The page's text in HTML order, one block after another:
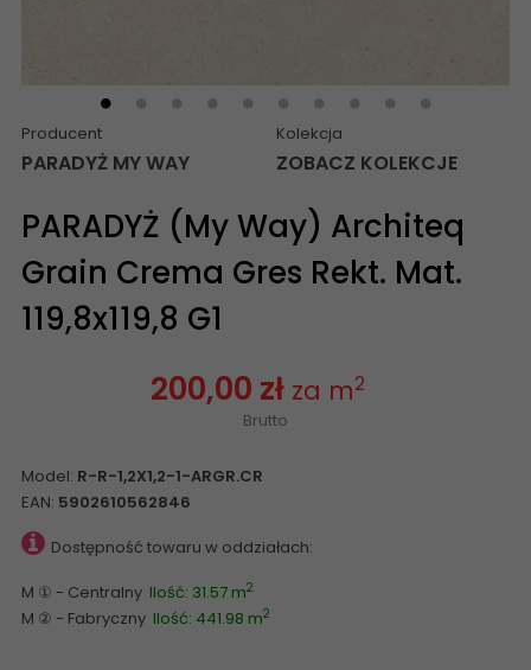
Producent
PARADYŻ MY WAY
Kolekcja
ZOBACZ KOLEKCJE
PARADYŻ (My Way) Architeq
Grain Crema Gres Rekt. Mat.
119,8x119,8 G1
200,00 zł za m2
Brutto
Model: R-R-1,2X1,2-1-ARGR.CR
EAN: 5902610562846
Dostępność towaru w oddziałach:
M ① - Centralny Ilość: 31.57 m2
M ② - Fabryczny Ilość: 441.98 m2